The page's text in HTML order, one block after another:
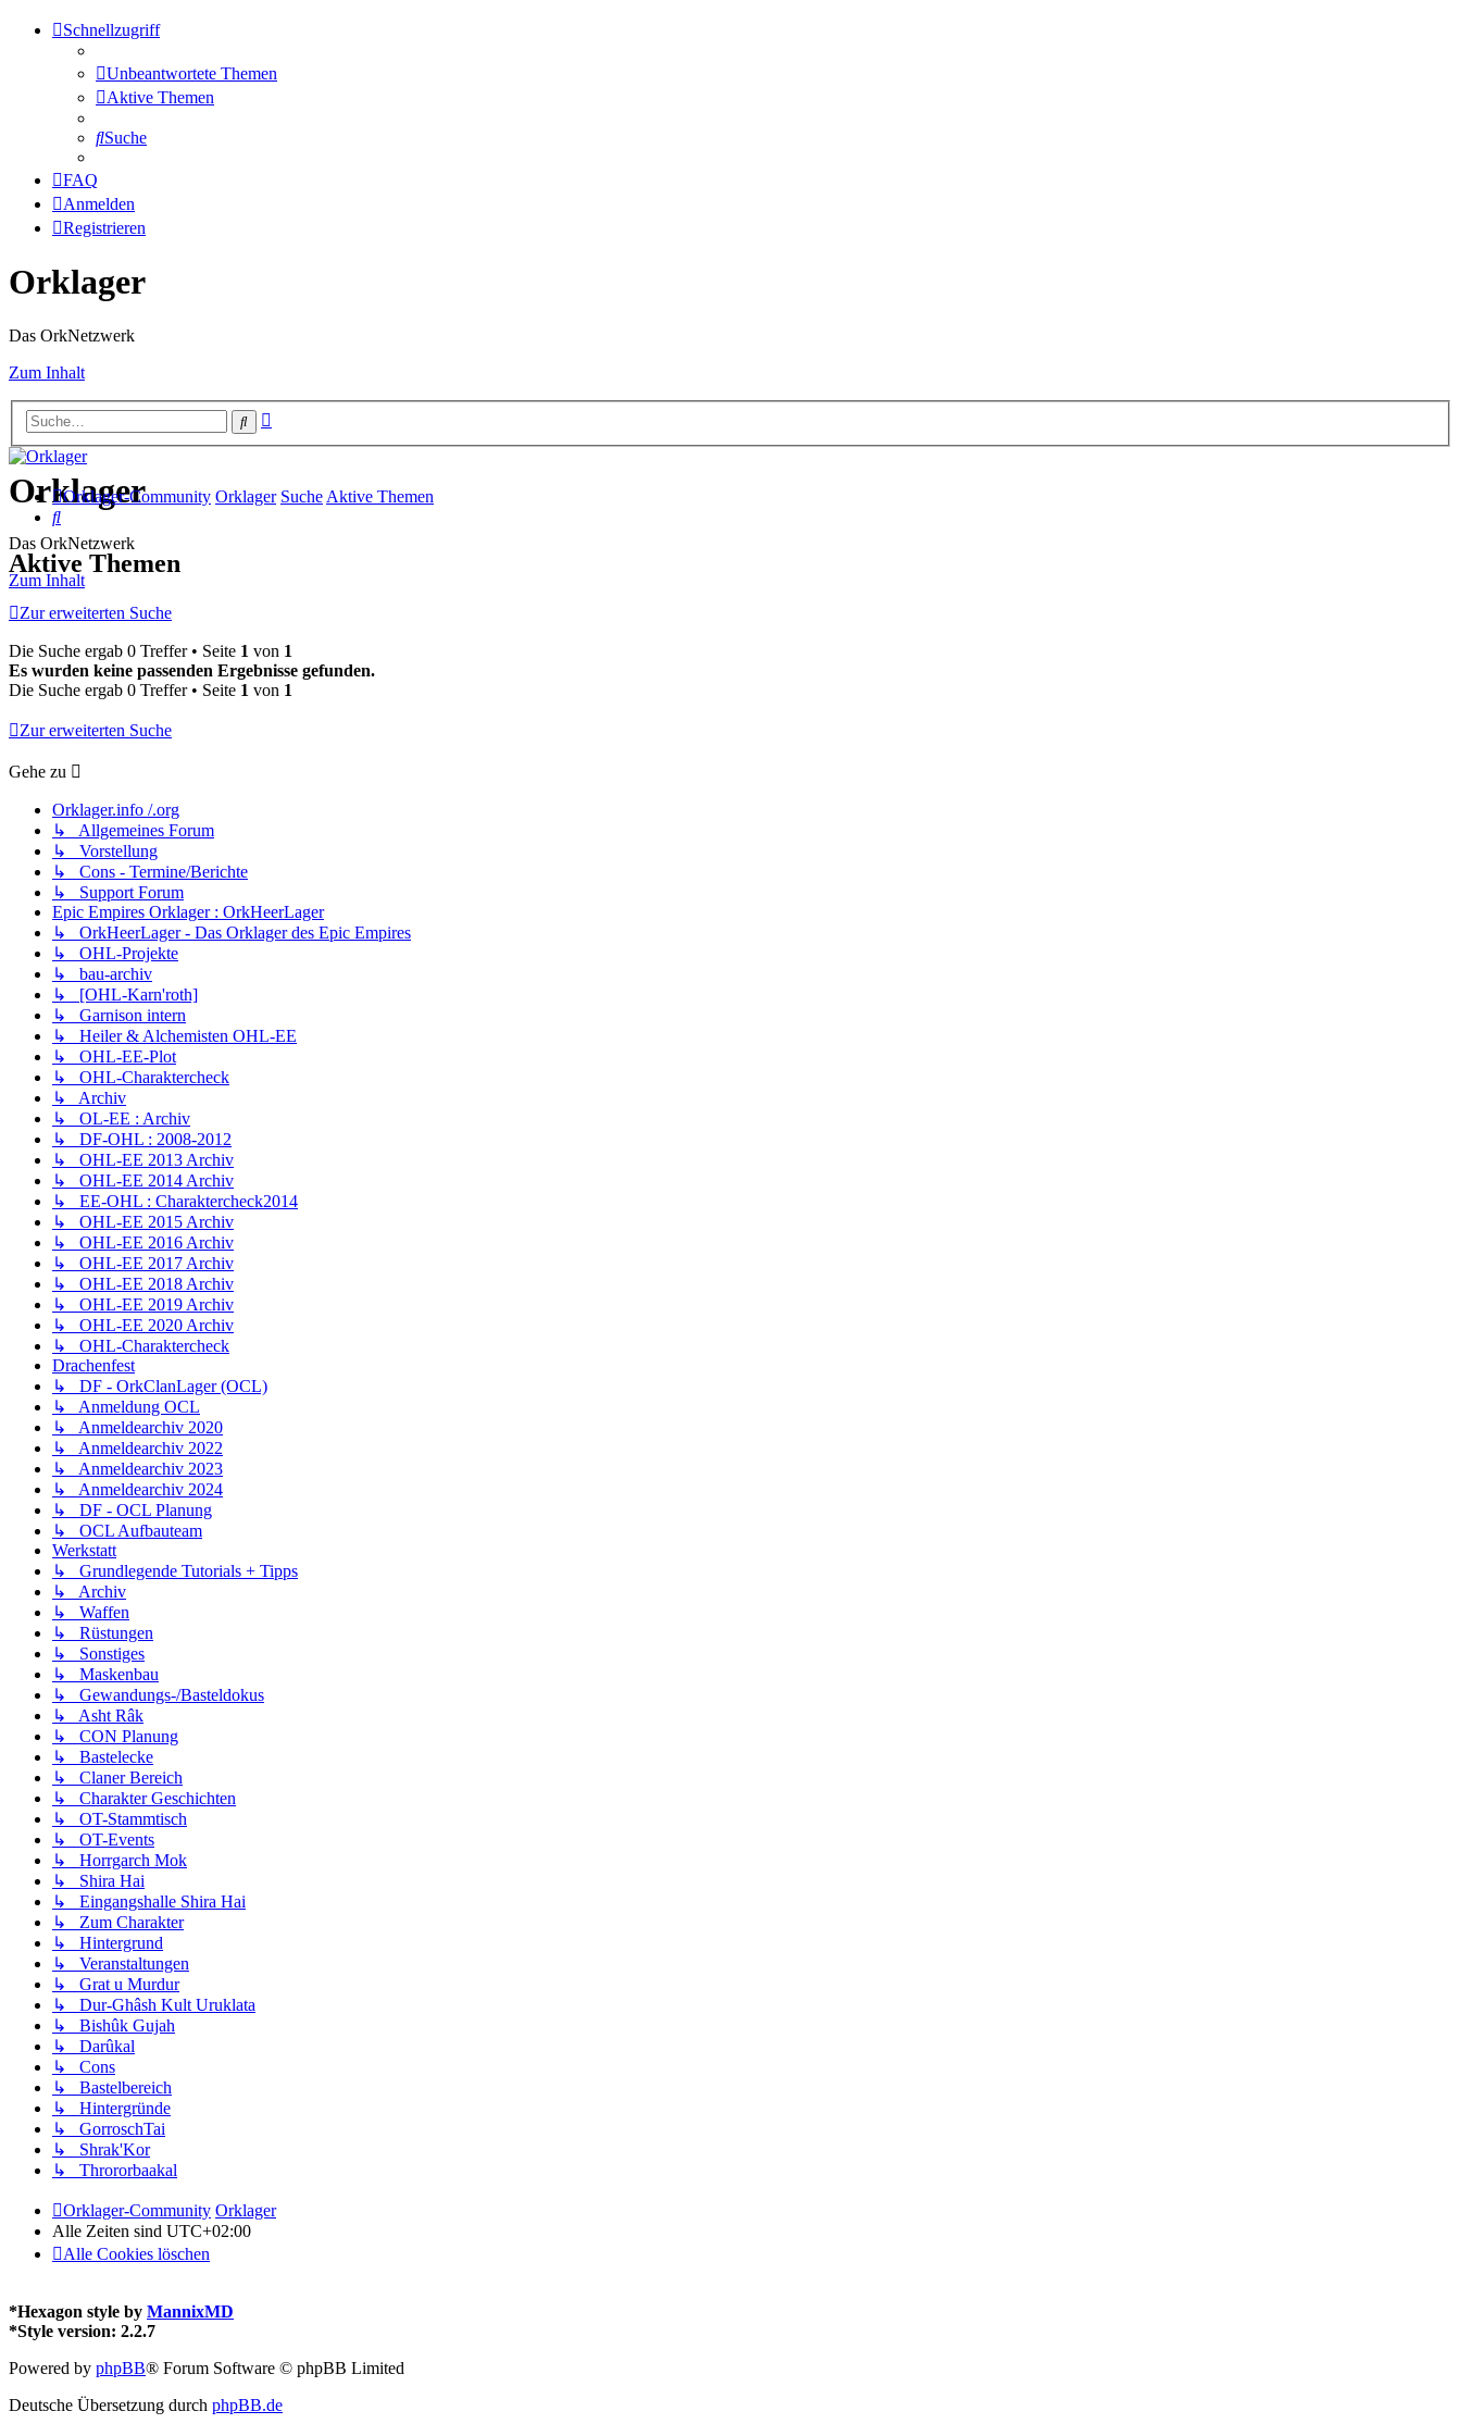
Schnellzugriff
Unbeantwortete Themen
Aktive Themen
Suche
FAQ
Anmelden
Registrieren
Orklager
Das OrkNetzwerk
Zum Inhalt
Suche
Orklager
Das OrkNetzwerk
Zum Inhalt
Orklager-Community Orklager SucheAktive Themen
Suche
Aktive Themen
Zur erweiterten Suche
Die Suche ergab 0 Treffer • Seite 1 von 1
Es wurden keine passenden Ergebnisse gefunden.
Die Suche ergab 0 Treffer • Seite 1 von 1
Zur erweiterten Suche
Gehe zu
Orklager.info /.org
↳ Allgemeines Forum
↳ Vorstellung
↳ Cons - Termine/Berichte
↳ Support Forum
Epic Empires Orklager : OrkHeerLager
↳ OrkHeerLager - Das Orklager des Epic Empires
↳ OHL-Projekte
↳ bau-archiv
↳ [OHL-Karn'roth]
↳ Garnison intern
↳ Heiler & Alchemisten OHL-EE
↳ OHL-EE-Plot
↳ OHL-Charaktercheck
↳ Archiv
↳ OL-EE : Archiv
↳ DF-OHL : 2008-2012
↳ OHL-EE 2013 Archiv
↳ OHL-EE 2014 Archiv
↳ EE-OHL : Charaktercheck2014
↳ OHL-EE 2015 Archiv
↳ OHL-EE 2016 Archiv
↳ OHL-EE 2017 Archiv
↳ OHL-EE 2018 Archiv
↳ OHL-EE 2019 Archiv
↳ OHL-EE 2020 Archiv
↳ OHL-Charaktercheck
Drachenfest
↳ DF - OrkClanLager (OCL)
↳ Anmeldung OCL
↳ Anmeldearchiv 2020
↳ Anmeldearchiv 2022
↳ Anmeldearchiv 2023
↳ Anmeldearchiv 2024
↳ DF - OCL Planung
↳ OCL Aufbauteam
Werkstatt
↳ Grundlegende Tutorials + Tipps
↳ Archiv
↳ Waffen
↳ Rüstungen
↳ Sonstiges
↳ Maskenbau
↳ Gewandungs-/Basteldokus
↳ Asht Râk
↳ CON Planung
↳ Bastelecke
↳ Claner Bereich
↳ Charakter Geschichten
↳ OT-Stammtisch
↳ OT-Events
↳ Horrgarch Mok
↳ Shira Hai
↳ Eingangshalle Shira Hai
↳ Zum Charakter
↳ Hintergrund
↳ Veranstaltungen
↳ Grat u Murdur
↳ Dur-Ghâsh Kult Uruklata
↳ Bishûk Gujah
↳ Darûkal
↳ Cons
↳ Bastelbereich
↳ Hintergründe
↳ GorroschTai
↳ Shrak'Kor
↳ Thrororbaakal
Orklager-Community Orklager
Alle Zeiten sind UTC+02:00
Alle Cookies löschen
*Hexagon style by MannixMD
*Style version: 2.2.7
Powered by phpBB® Forum Software © phpBB Limited
Deutsche Übersetzung durch phpBB.de